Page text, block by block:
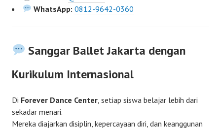
WhatsApp: 0812-9642-0360
Sanggar Ballet Jakarta dengan
Kurikulum Internasional
Di Forever Dance Center , setiap siswa belajar lebih dari
sekadar menari.
Mereka diajarkan disiplin, kepercayaan diri, dan keanggunan